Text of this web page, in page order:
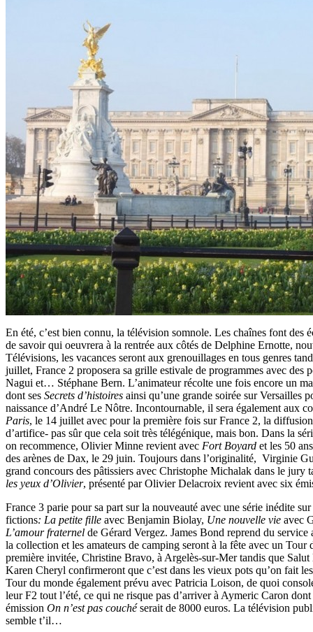
En été, c’est bien connu, la télévision somnole. Les chaînes font des
de savoir qui oeuvrera à la rentrée aux côtés de Delphine Ernotte,
Télévisions, les vacances seront aux grenouillages en tous genres
juillet, France 2 proposera sa grille estivale de programmes avec des
Nagui et… Stéphane Bern. L’animateur récolte une fois encore un
dont ses Secrets d’histoires ainsi qu’une grande soirée sur Versailles
naissance d’André Le Nôtre. Incontournable, il sera également aux
Paris, le 14 juillet avec pour la première fois sur France 2, la
d’artifice- pas sûr que cela soit très télégénique, mais bon. Dans la
on recommence, Olivier Minne revient avec Fort Boyard et les 50
des arènes de Dax, le 29 juin. Toujours dans l’originalité, Virginie
grand concours des pâtissiers avec Christophe Michalak dans le jury
les yeux d’Olivier, présenté par Olivier Delacroix revient avec six
France 3 parie pour sa part sur la nouveauté avec une série inédite
fictions: La petite fille avec Benjamin Biolay, Une nouvelle vie avec
L’amour fraternel de Gérard Vergez. James Bond reprend du
la collection et les amateurs de camping seront à la fête avec un Tour
première invitée, Christine Bravo, à Argelès-sur-Mer tandis que Salut
Karen Cheryl confirmeront que c’est dans les vieux pots qu’on fait
Tour du monde également prévu avec Patricia Loison, de quoi
leur F2 tout l’été, ce qui ne risque pas d’arriver à Aymeric Caron
émission On n’est pas couchéserait de 8000 euros. La télévision
semble t’il…